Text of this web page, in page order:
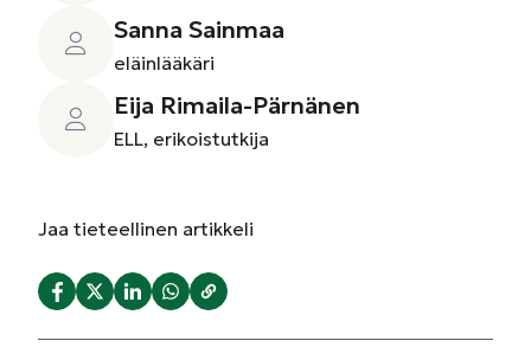
Sanna Sainmaa
eläinlääkäri
Eija Rimaila-Pärnänen
ELL, erikoistutkija
Jaa tieteellinen artikkeli